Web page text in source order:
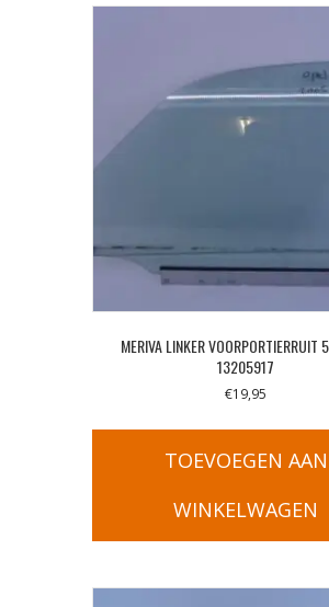
MERIVA LINKER VOORPORTIERRUIT
13205917
€19,95
TOEVOEGEN AAN
WINKELWAGEN